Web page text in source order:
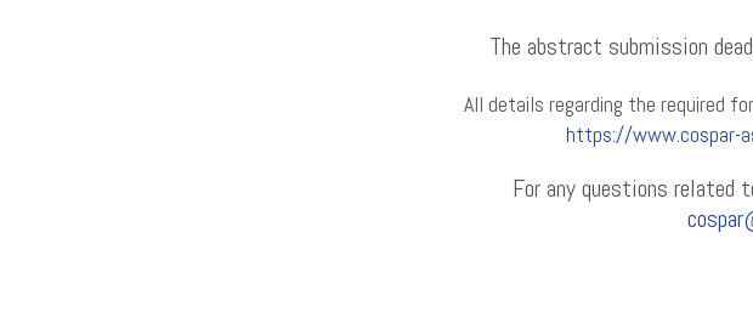
The abstract submission
All details regarding the required
https://www.cospar-
For any questions related